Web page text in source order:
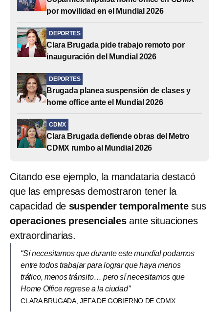
por movilidad en el Mundial 2026
DEPORTES
Clara Brugada pide trabajo remoto por
inauguración del Mundial 2026
DEPORTES
Brugada planea suspensión de clases y
home office ante el Mundial 2026
CDMX
Clara Brugada defiende obras del Metro
CDMX rumbo al Mundial 2026
Citando ese ejemplo, la mandataria destacó
que las empresas demostraron tener la
capacidad de suspender temporalmentesus
operaciones presencialesante situaciones
extraordinarias.
“Sí necesitamos que durante este mundial podamos
entre todos trabajar para lograr que haya menos
tráfico, menos tránsito… pero sí necesitamos que
Home Office regrese a la ciudad”
CLARA BRUGADA, JEFA DE GOBIERNO DE CDMX